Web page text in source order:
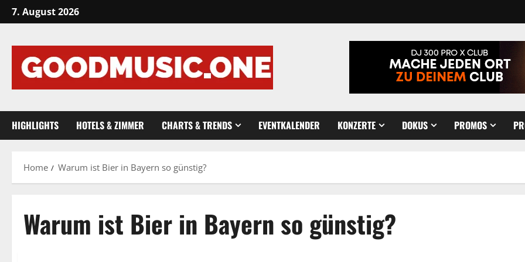
Skip
to
7. August 2026
HIGHLIGHTS HOTELS & ZIMMER CHARTS & TRENDS EVENTKALENDER KONZERTE DOKUS PROMOS
Home Warum ist Bier in Bayern so günstig?
Warum ist Bier in Bayern so günstig?